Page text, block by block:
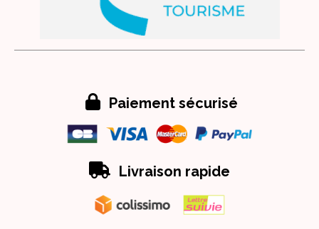
 Paiement sécurisé
 Livraison rapide